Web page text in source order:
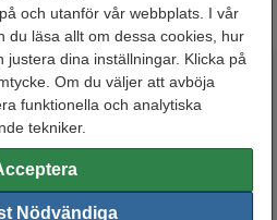
och utanför vår webbplats. I vår
du läsa allt om dessa cookies, hur
dina inställningar. Klicka på
Om du väljer att avböja
funktionella och analytiska
tekniker.
Nödvändiga
produkter